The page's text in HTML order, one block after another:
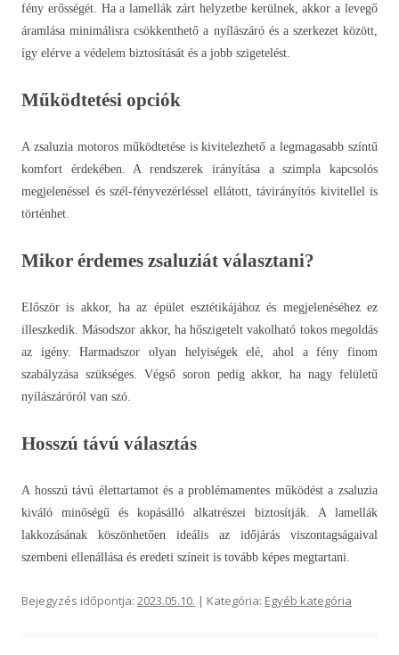
fény erősségét. Ha a lamellák zárt helyzetbe kerülnek, akkor a levegő
áramlása minimálisra csökkenthető a nyílászáró és a szerkezet között,
így elérve a védelem biztosítását és a jobb szigetelést.
Működtetési opciók
A zsaluzia motoros működtetése is kivitelezhető a legmagasabb színtű
komfort érdekében. A rendszerek irányítása a szimpla kapcsolós
megjelenéssel és szél-fényvezérléssel ellátott, távirányítós kivitellel is
történhet.
Mikor érdemes zsaluziát választani?
Először is akkor, ha az épület esztétikájához és megjelenéséhez ez
illeszkedik. Másodszor akkor, ha hőszigetelt vakolható tokos megoldás
az igény. Harmadszor olyan helyiségek elé, ahol a fény finom
szabályzása szükséges. Végső soron pedig akkor, ha nagy felületű
nyílászáróról van szó.
Hosszú távú választás
A hosszú távú élettartamot és a problémamentes működést a zsaluzia
kiváló minőségű és kopásálló alkatrészei biztosítják. A lamellák
lakkozásának köszönhetően ideális az időjárás viszontagságaival
szembeni ellenállása és eredeti színeit is tovább képes megtartani.
Bejegyzés időpontja: 2023.05.10. | Kategória: Egyéb kategória